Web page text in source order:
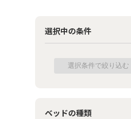
選択中の条件
ベッドの種類